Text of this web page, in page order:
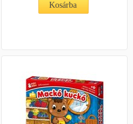
Kosárba